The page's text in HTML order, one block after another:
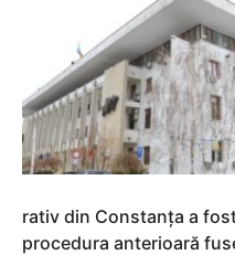
rativ din Constanța a
procedura anterioară